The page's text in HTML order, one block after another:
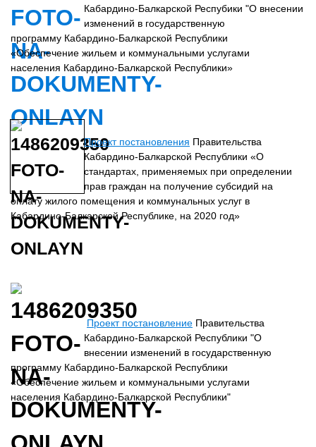
Кабардино-Балкарской Респубики "О внесении
изменений в государственную
программу Кабардино-Балкарской Республики
«Обеспечение жильем и коммунальными услугами
населения Кабардино-Балкарской Республики»
Проект постановления Правительства
Кабардино-Балкарской Республики «О
стандартах, применяемых при определении
прав граждан на получение субсидий на
оплату жилого помещения и коммунальных услуг в
Кабардино-Балкарской Республике, на 2020 год»
Проект постановление Правительства
Кабардино-Балкарской Республики "О
внесении изменений в государственную
программу Кабардино-Балкарской Республики
«Обеспечение жильем и коммунальными услугами
населения Кабардино-Балкарской Республики"